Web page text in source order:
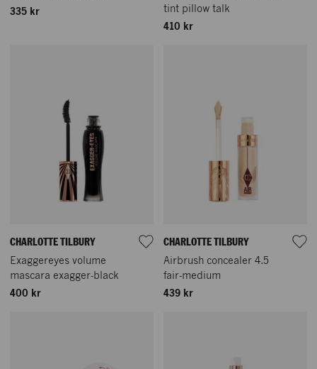
335 kr
tint pillow talk
410 kr
CHARLOTTE TILBURY
Exaggereyes volume
mascara exagger-black
400 kr
CHARLOTTE TILBURY
Airbrush concealer 4.5
fair-medium
439 kr